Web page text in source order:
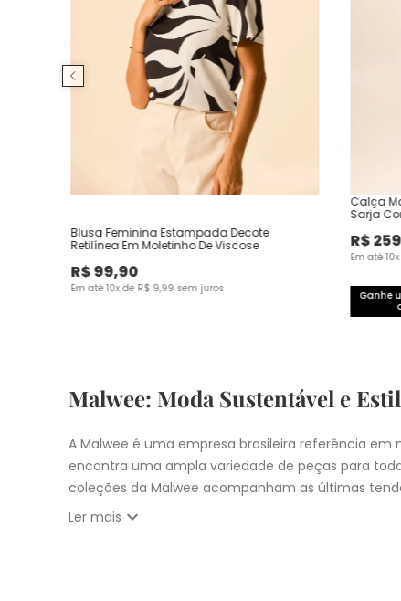
Blusa Feminina Estampada Decote
Retilínea Em Moletinho De Viscose
R$99,90
Em até10x de R$ 9,99 sem juros
Calça
Sarja
R$259
Em até10
Ganhe
Malwee: Moda Sustentável e
A Malwee é uma empresa brasileira referência
encontra uma ampla variedade de peças para
coleções da Malwee acompanham as últimas
Ler mais expand_more